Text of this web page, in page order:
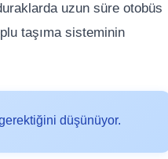
uzun süre otobüs
taşıma sisteminin
gerektiğini düşünüyor.